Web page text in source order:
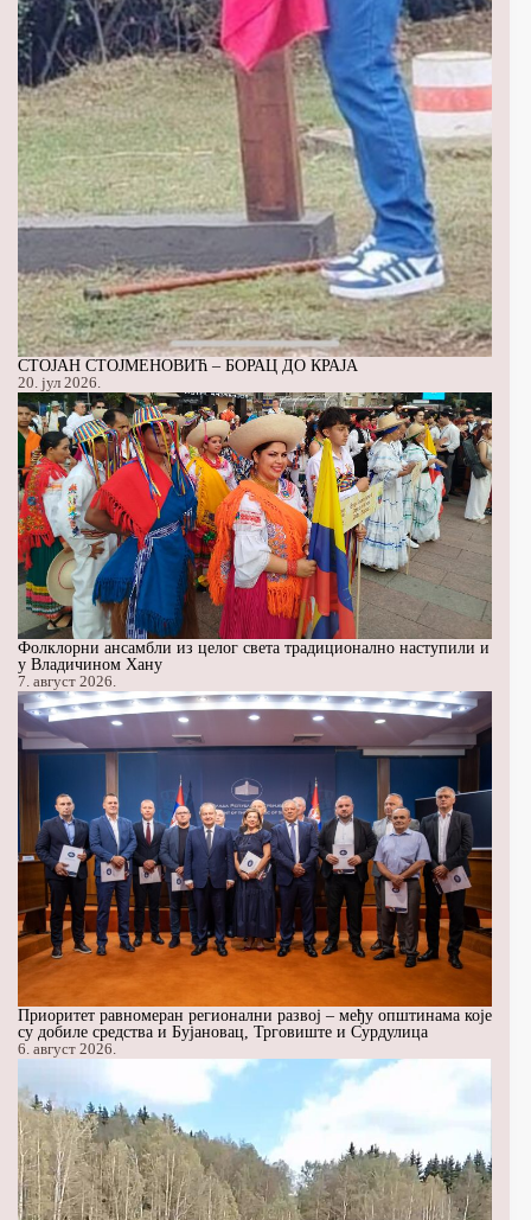
СТОЈАН СТОЈМЕНОВИЋ – БОРАЦ ДО КРАЈА
20. јул 2026.
Фолклорни ансамбли из целог света традиционално наступили и
у Владичином Хану
7. август 2026.
Приоритет равномеран регионални развој – међу општинама које
су добиле средства и Бујановац, Трговиште и Сурдулица
6. август 2026.